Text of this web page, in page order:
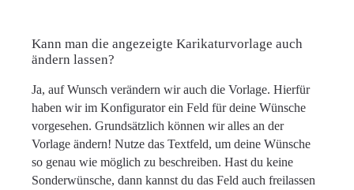
Kann man die angezeigte Karikaturvorlage auch
ändern lassen?
Ja, auf Wunsch verändern wir auch die Vorlage. Hierfür
haben wir im Konfigurator ein Feld für deine Wünsche
vorgesehen. Grundsätzlich können wir alles an der
Vorlage ändern! Nutze das Textfeld, um deine Wünsche
so genau wie möglich zu beschreiben. Hast du keine
Sonderwünsche, dann kannst du das Feld auch freilassen